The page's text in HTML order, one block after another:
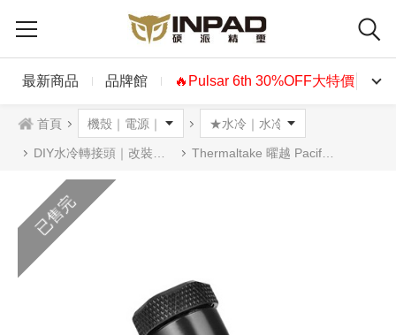
最新商品 品牌館 🔥Pulsar 6th 30%OFF大特價🔥
首頁
DIY水冷轉接頭｜改裝配件 Thermaltake 曜越 Pacific G1/4 PETG硬管專用 45度雙管接頭 外徑12mm 黑色
已售完